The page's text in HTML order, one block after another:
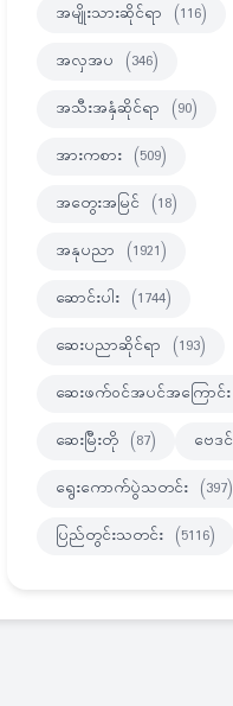
အမျိုးသားဆိုင်ရာ (116)
အလှအပ (346)
အသီးအနှံဆိုင်ရာ (90)
အားကစား (509)
အတွေးအမြင် (18)
အနုပညာ (1921)
ဆောင်းပါး (1744)
ဆေးပညာဆိုင်ရာ (193)
ဆေးဖက်ဝင်အပင်အကြောင်း
ဆေးမြီးတို (87) ဗေဒင်
ရွေးကောက်ပွဲသတင်း (397)
ပြည်တွင်းသတင်း (5116)